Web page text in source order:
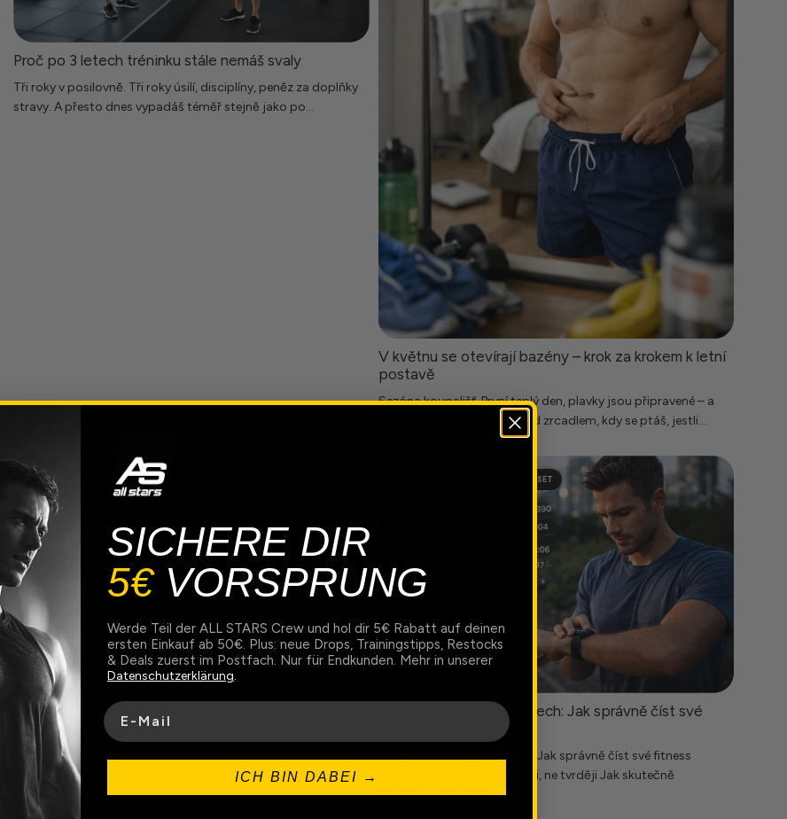
Proč po 3 letech tréninku stále nemáš svaly
Tři roky v posilovně. Tři roky úsilí, disciplíny, peněz za doplňky
stravy. A přesto dnes vypadáš téměř stejně jako po...
V květnu se otevírají bazény – krok za krokem k letní
postavě
Sezóna koupališť. První teplý den, plavky jsou připravené – a
pak ten krátký moment před zrcadlem, kdy se ptáš, jestli...
FITNESS MEAL PREP PROTEIN
Porovnání proteinů 2026
Velké ALL STARS srovnání proteinů Proteiny v prášku jsou
jednoduchý a flexibilní způsob, jak pokrýt denní potřebu
bílkovin právě tehdy,...
MINDSET
Trénink založený na datech: Jak správně číst své
Trénink založený na datech: Jak správně číst své fitness
statistiky a trénovat chytřeji, ne tvrději Jak skutečně
porozumět číslům z...
SICHERE DIR
5€ VORSPRUNG
Werde Teil der ALL STARS Crew und hol dir 5€ Rabatt auf deinen
ersten Einkauf ab 50€. Plus: neue Drops, Trainingstipps, Restocks
& Deals zuerst im Postfach. Nur für Endkunden. Mehr in unserer
Datenschutzerklärung.
E-Mail
ICH BIN DABEI →